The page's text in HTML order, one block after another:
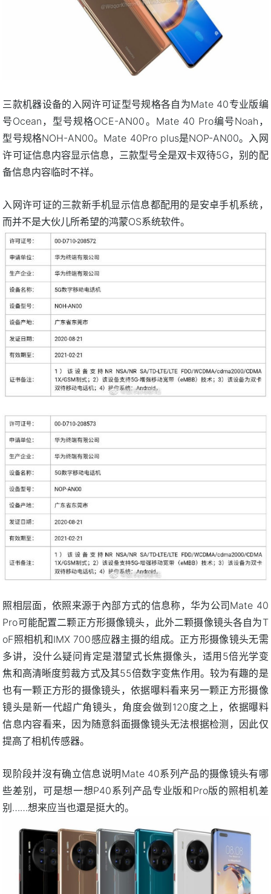
三款机器设备的入网许可证型号规格各自为Mate 40专业版编
号Ocean，型号规格OCE-AN00。Mate 40 Pro编号Noah，
型号规格NOH-AN00。Mate 40Pro plus是NOP-AN00。入网
许可证信息内容显示信息，三款型号全是双卡双待5G，别的配
备信息内容临时不祥。
入网许可证的三款新手机显示信息都配用的是安卓手机系统，
而并不是大伙儿所希望的鸿蒙OS系统软件。
照相层面，依照来源于內部方式的信息称，华为公司Mate 40
Pro可能配置二颗正方形摄像镜头，此外二颗摄像镜头各自为T
oF照相机和IMX 700感应器主摄的组成。正方形摄像镜头无需
多讲，没什么疑问肯定是潜望式长焦摄像头，适用5倍光学变
焦和高清晰度剪裁方式及其55倍数字变焦作用。较为有趣的是
也有一颗正方形的摄像镜头，依据曝料看来另一颗正方形摄像
镜头是新一代超广角镜头，角度会做到120度之上，依据曝料
信息内容看来，因为随意斜面摄像镜头无法根据检测，因此仅
提高了相机传感器。
现阶段并沒有确立信息说明Mate 40系列产品的摄像镜头有哪
些差别，可是想一想P40系列产品专业版和Pro版的照相机差
别……想来应当也還是挺大的。